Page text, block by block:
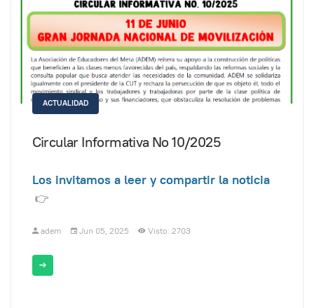
ACTUALIDAD
Circular Informativa No 10/2025
Los invitamos a leer y compartir la noticia
👉
adem Jun 05, 2025 Visto: 2703